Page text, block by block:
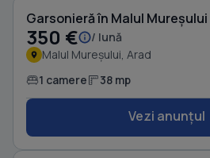
Garsonieră în Malul Mureșului
350 € / lună
Malul Mureșului, Arad
1 camere 38 mp
Vezi anunțul